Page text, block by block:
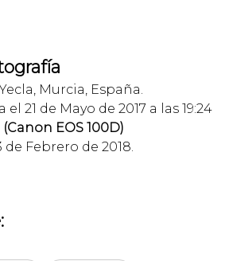
Murcia, España.
21 de Mayo de 2017 a las 19:24
EOS 100D)
Febrero de 2018.